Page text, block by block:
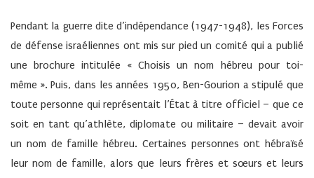
Pendant la guerre dite d’indépendance (1947-1948), les Forces
de défense israéliennes ont mis sur pied un comité qui a publié
une brochure intitulée « Choisis un nom hébreu pour toi-
même ». Puis, dans les années 1950, Ben-Gourion a stipulé que
toute personne qui représentait l’État à titre officiel – que ce
soit en tant qu’athlète, diplomate ou militaire – devait avoir
un nom de famille hébreu. Certaines personnes ont hébraïsé
leur nom de famille, alors que leurs frères et sœurs et leurs